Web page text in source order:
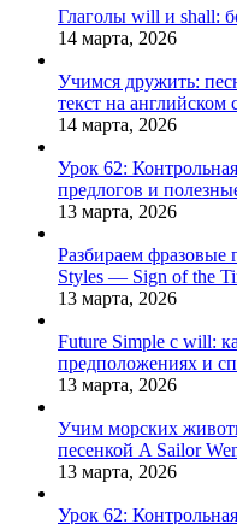
Глаголы will и shall:
14 марта, 2026
Учимся дружить:
текст на английском
14 марта, 2026
Урок 62:
предлогов и
13 марта, 2026
Разбираем
Styles — Sign of the
13 марта, 2026
Future Simple с will:
предположениях и
13 марта, 2026
Учим морских
песенкой A Sailor
13 марта, 2026
Урок 62: